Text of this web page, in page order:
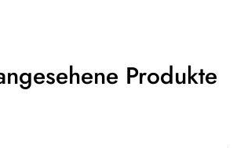
Produkte